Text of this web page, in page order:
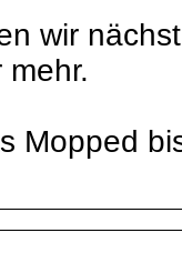
wir
Mopped